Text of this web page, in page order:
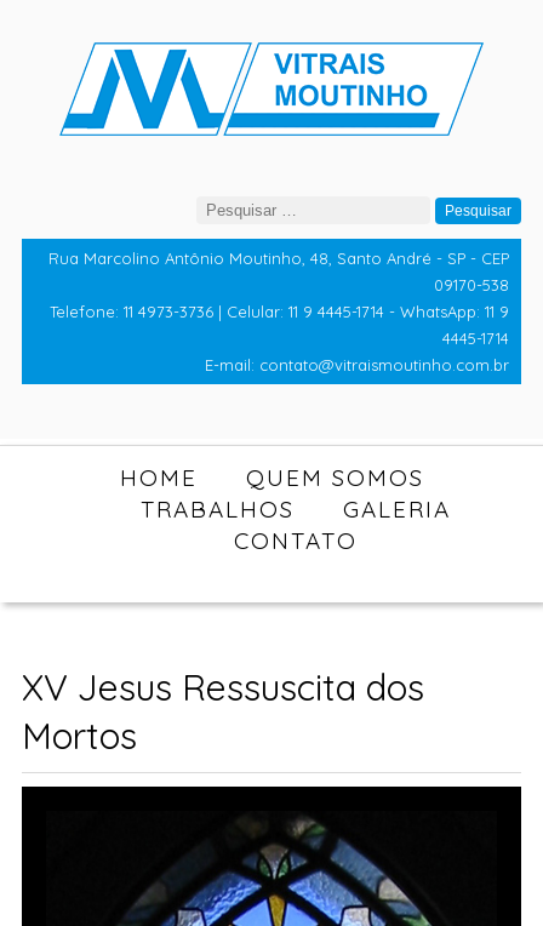
Pesquisar
por:
Rua Marcolino Antônio Moutinho, 48, Santo André - SP - CEP
09170-538
Telefone: 11 4973-3736 | Celular: 11 9 4445-1714 - WhatsApp: 11 9
4445-1714
E-mail: contato@vitraismoutinho.com.br
HOME
QUEM SOMOS
TRABALHOS
GALERIA
CONTATO
XV Jesus Ressuscita dos
Mortos